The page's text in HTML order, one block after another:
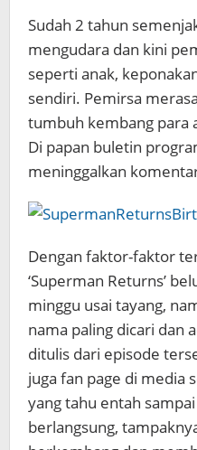
Sudah 2 tahun
mengudara dan kini
seperti anak,
sendiri. Pemirsa
tumbuh kembang para
Di papan buletin
meninggalkan
Dengan faktor-faktor
‘Superman Returns’
minggu usai tayang,
nama paling dicari dan
ditulis dari episode
juga fan page di media
yang tahu entah
berlangsung,